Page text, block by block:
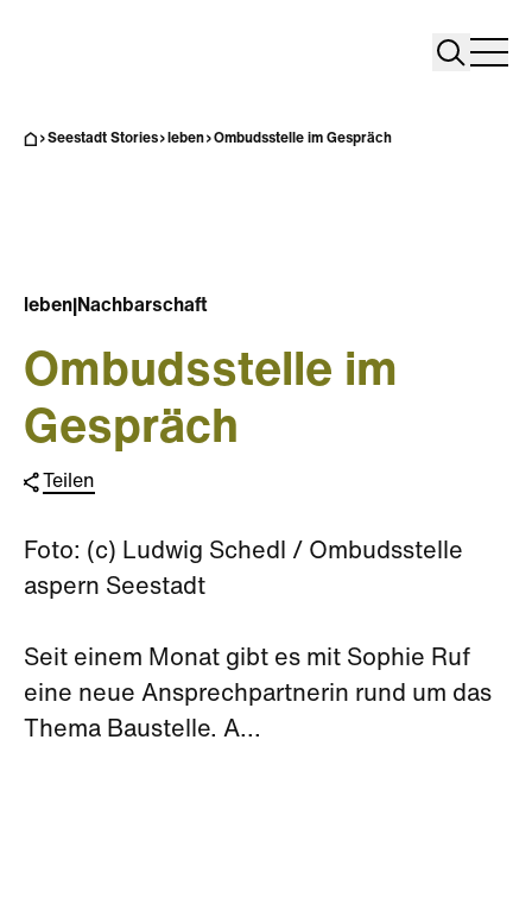
Search
Seestadt Stories leben Ombudsstelle im Gespräch
leben Nachbarschaft
Ombudsstelle im
Gespräch
Teilen
Foto: (c) Ludwig Schedl / Ombudsstelle
aspern Seestadt
Seit einem Monat gibt es mit Sophie Ruf
eine neue Ansprechpartnerin rund um das
Thema Baustelle. A...